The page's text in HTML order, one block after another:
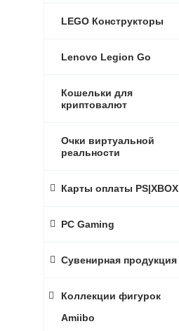
LEGO Конструкторы
Lenovo Legion Go
Кошельки для
криптовалют
Очки виртуальной
реальности
Карты оплаты PS|XBOX
PC Gaming
Сувенирная продукция
Коллекции фигурок
Amiibo